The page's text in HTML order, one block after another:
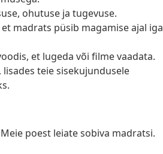
ohutuse ja tugevuse.
madrats püsib magamise ajal iga
et lugeda või filme vaadata.
teie sisekujundusele
poest leiate sobiva madratsi.